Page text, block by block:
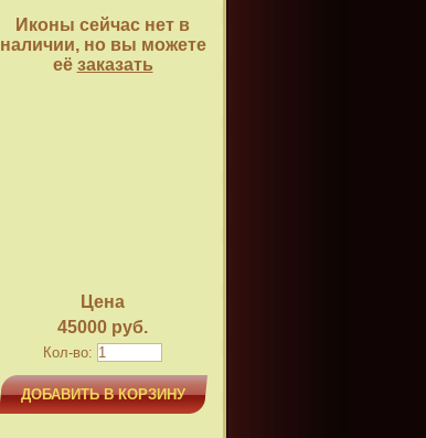
Иконы сейчас нет в
наличии, но вы можете
её заказать
Цена
45000 руб.
Кол-во:
ДОБАВИТЬ В КОРЗИНУ